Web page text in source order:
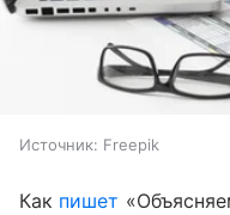
Источник: Freepik
Как пишет